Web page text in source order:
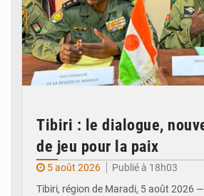
Tibiri : le dialogue,
de jeu pour la paix
5 août 2026
Publié à 18h03
Tibiri, région de Maradi, 5 août 2026